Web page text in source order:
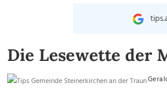
Die Lesewette der